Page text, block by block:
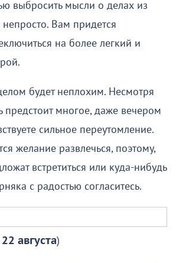
выбросить мысли о делах из
Вам придется
на более легкий и
будет неплохим. Несмотря
предстоит многое, даже вечером
сильное переутомление.
желание развлечься, поэтому,
встретиться или куда-нибудь
с радостью согласитесь.
22 августа)